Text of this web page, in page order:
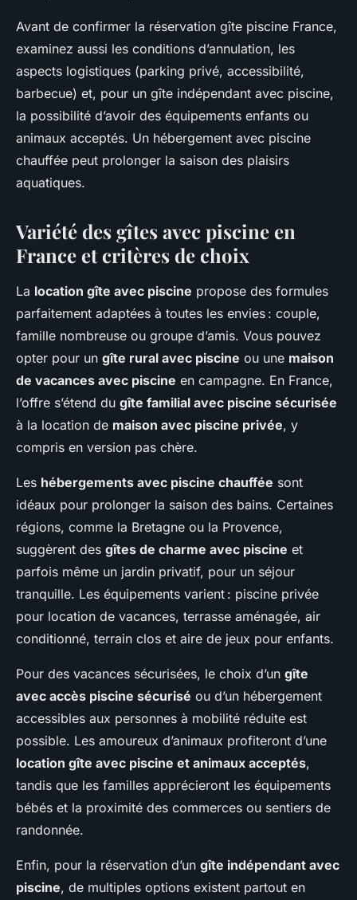
Avant de confirmer la réservation gîte piscine France,
examinez aussi les conditions d’annulation, les
aspects logistiques (parking privé, accessibilité,
barbecue) et, pour un gîte indépendant avec piscine,
la possibilité d’avoir des équipements enfants ou
animaux acceptés. Un hébergement avec piscine
chauffée peut prolonger la saison des plaisirs
aquatiques.
Variété des gîtes avec piscine en
France et critères de choix
La location gîte avec piscine propose des formules
parfaitement adaptées à toutes les envies : couple,
famille nombreuse ou groupe d’amis. Vous pouvez
opter pour un gîte rural avec piscine ou une maison
de vacances avec piscine en campagne. En France,
l’offre s’étend du gîte familial avec piscine sécurisée
à la location de maison avec piscine privée, y
compris en version pas chère.
Les hébergements avec piscine chauffée sont
idéaux pour prolonger la saison des bains. Certaines
régions, comme la Bretagne ou la Provence,
suggèrent des gîtes de charme avec piscine et
parfois même un jardin privatif, pour un séjour
tranquille. Les équipements varient : piscine privée
pour location de vacances, terrasse aménagée, air
conditionné, terrain clos et aire de jeux pour enfants.
Pour des vacances sécurisées, le choix d’un gîte
avec accès piscine sécurisé ou d’un hébergement
accessibles aux personnes à mobilité réduite est
possible. Les amoureux d’animaux profiteront d’une
location gîte avec piscine et animaux acceptés,
tandis que les familles apprécieront les équipements
bébés et la proximité des commerces ou sentiers de
randonnée.
Enfin, pour la réservation d’un gîte indépendant avec
piscine, de multiples options existent partout en